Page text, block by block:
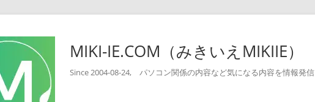
MIKI-IE.COM（みきいえMIKIIE）
Since 2004-08-24, パソコン関係の内容など気になる内容を情報発信